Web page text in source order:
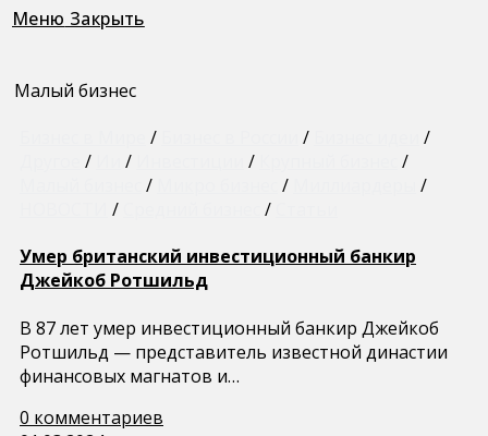
Меню Закрыть
Малый бизнес
/ /
/
/ / /
/
/ /
/
/ /
Умер британский инвестиционный банкир
Джейкоб Ротшильд
В 87 лет умер инвестиционный банкир Джейкоб
Ротшильд — представитель известной династии
финансовых магнатов и…
0 комментариев